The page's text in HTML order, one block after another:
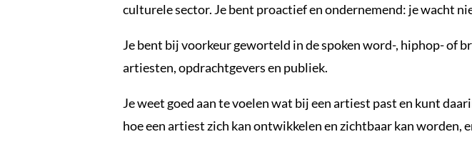
culturele sector. Je bent proactief en ondernemend: je wacht
Je bent bij voorkeur geworteld in de spoken word-, hiphop- of
artiesten, opdrachtgevers en publiek.
Je weet goed aan te voelen wat bij een artiest past en kunt
hoe een artiest zich kan ontwikkelen en zichtbaar kan worden,